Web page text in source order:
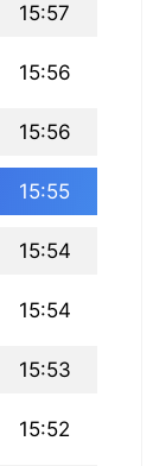
15:57
15:56
15:56
15:55
15:54
15:54
15:53
15:52